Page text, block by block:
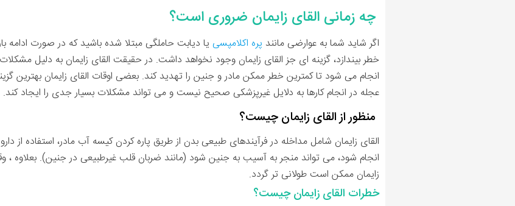
چه زمانی القای زایمان ضروری است؟
اگر شاید شما به عوارضی مانند پره اکلامپسی یا دیابت حاملگی مبتلا شده باشید که در صورت ادامه
خطر بیندازد، گزینه ای جز القای زایمان وجود نخواهد داشت. در حقیقت القای زایمان به دلیل
انجام می شود تا کمترین خطر ممکن مادر و جنین را تهدید کند. بعضی اوقات القای زایمان بهترین
عجله در انجام کارها به دلایل غیرپزشکی صحیح نیست و می تواند مشکلات بسیار جدی را ایجاد کند.
منظور از القای زایمان چیست؟
القای زایمان شامل مداخله در فرآیندهای طبیعی بدن از طریق پاره کردن کیسه آب مادر، استفاده از
انجام شود، می تواند منجر به آسیب به جنین شود (مانند ضربان قلب غیرطبیعی در جنین). بعلاوه ،
زایمان ممکن است طولانی تر گردد.
خطرات القای زایمان چیست؟